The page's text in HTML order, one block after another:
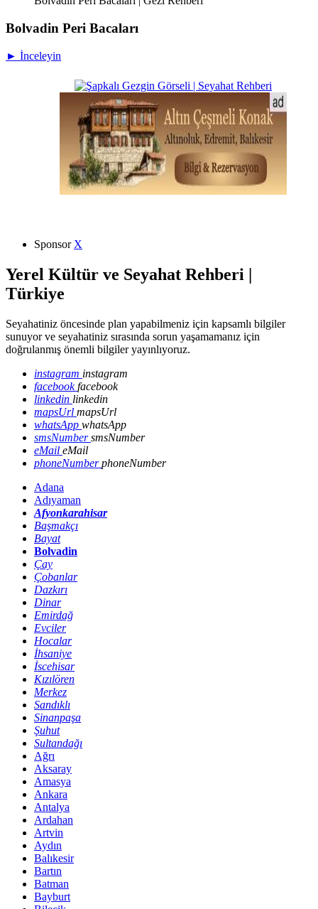
Bolvadin Peri Bacaları
► İnceleyin
Sponsor X
Yerel Kültür ve Seyahat Rehberi |
Türkiye
Seyahatiniz öncesinde plan yapabilmeniz için kapsamlı bilgiler
sunuyor ve seyahatiniz sırasında sorun yaşamamanız için
doğrulanmış önemli bilgiler yayınlıyoruz.
instagram instagram
facebookfacebook
linkedin linkedin
mapsUrl mapsUrl
whatsApp whatsApp
smsNumbersmsNumber
eMail eMail
phoneNumberphoneNumber
Adana
Adıyaman
Afyonkarahisar
Başmakçı
Bayat
Bolvadin
Çay
Çobanlar
Dazkırı
Dinar
Emirdağ
Evciler
Hocalar
İhsaniye
İscehisar
Kızılören
Merkez
Sandıklı
Sinanpaşa
Şuhut
Sultandağı
Ağrı
Aksaray
Amasya
Ankara
Antalya
Ardahan
Artvin
Aydın
Balıkesir
Bartın
Batman
Bayburt